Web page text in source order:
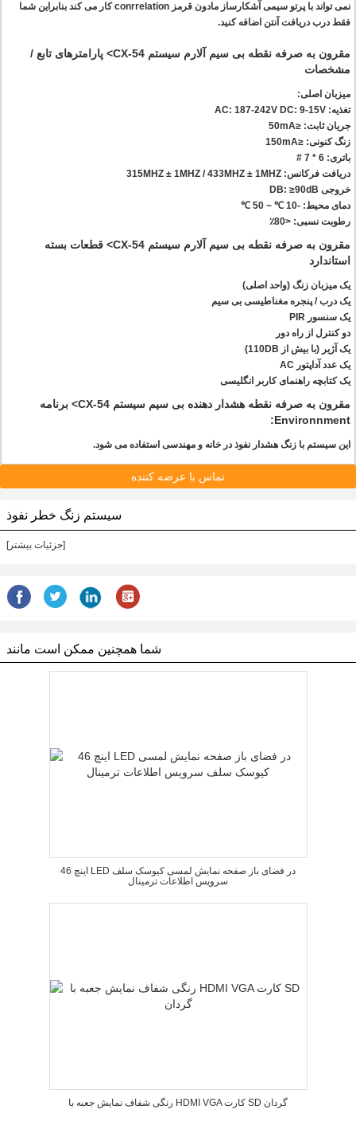
نمی تواند با پرتو سیمی آشکارساز مادون قرمز conrrelation کار می کند بنابراین شما
فقط درب دریافت آنتن اضافه کنید.
مقرون به صرفه نقطه بی سیم آلارم سیستم CX-54> پارامترهای تابع /
مشخصات
میزبان اصلی:
تغذیه: AC: 187-242V DC: 9-15V
جریان ثابت: ≤50mA
زنگ کنونی: ≤150mA
باتری: 6 * 7 #
دریافت فرکانس: 315MHZ ± 1MHZ / 433MHZ ± 1MHZ
خروجی DB: ≥90dB
دمای محیط: -10 ℃ ~ 50 ℃
رطوبت نسبی: <80٪
مقرون به صرفه نقطه بی سیم آلارم سیستم CX-54> قطعات بسته
استاندارد
یک میزبان زنگ (واحد اصلی)
یک درب / پنجره مغناطیسی بی سیم
یک سنسور PIR
دو کنترل از راه دور
یک آژیر (با بیش از 110DB)
یک عدد آداپتور AC
یک کتابچه راهنمای کاربر انگلیسی
مقرون به صرفه نقطه هشدار دهنده بی سیم سیستم CX-54> برنامه
Environnment:
این سیستم با زنگ هشدار نفوذ در خانه و مهندسی استفاده می شود.
تماس با عرضه کننده
سیستم زنگ خطر نفوذ
[جزئیات بیشتر]
شما همچنین ممکن است مانند
46 اینچ LED در فضای باز صفحه نمایش لمسی کیوسک سلف
سرویس اطلاعات ترمینال
رنگی شفاف نمایش جعبه با HDMI VGA کارت SD گردان